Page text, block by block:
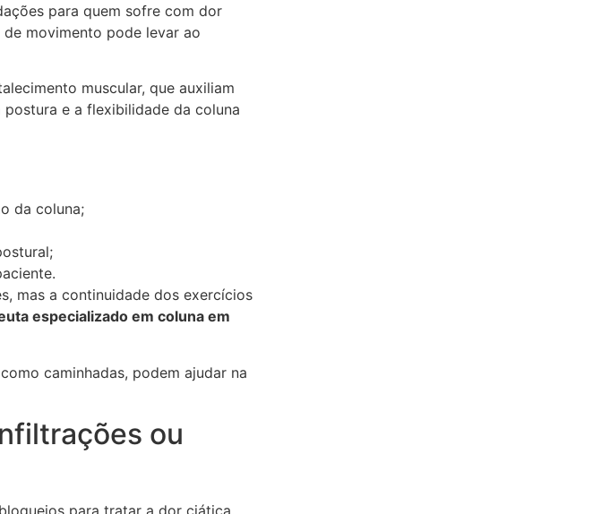
para quem sofre com dor
movimento pode levar ao
muscular, que auxiliam
e a flexibilidade da coluna
da coluna;
mas a continuidade dos exercícios
especializado em coluna em
caminhadas, podem ajudar na
ou